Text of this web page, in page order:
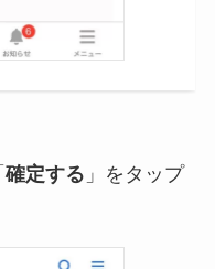
確定する 」をタップ